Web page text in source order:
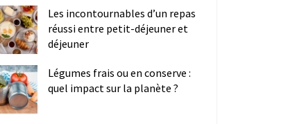
Les incontournables d’un repas
réussi entre petit-déjeuner et
déjeuner
Légumes frais ou en conserve :
quel impact sur la planète ?